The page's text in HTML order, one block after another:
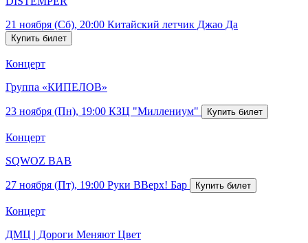
21 ноября (Сб), 20:00 Китайский летчик Джао Да
Концерт
Группа «КИПЕЛОВ»
23 ноября (Пн), 19:00 КЗЦ "Миллениум"
Концерт
SQWOZ BAB
27 ноября (Пт), 19:00 Руки ВВерх! Бар
Концерт
ДМЦ | Дороги Меняют Цвет